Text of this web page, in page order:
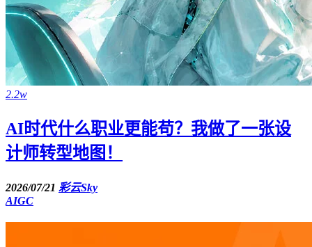
2.2w
AI时代什么职业更能苟？我做了一张设
计师转型地图！
2026/07/21 彩云Sky
AIGC